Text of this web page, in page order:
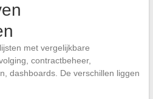
met vergelijkbare
contractbeheer,
dashboards. De verschillen liggen